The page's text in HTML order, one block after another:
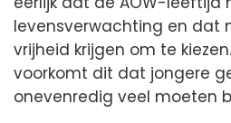
levensverwachting en dat
vrijheid krijgen om te
voorkomt dit dat jongere
onevenredig veel moeten